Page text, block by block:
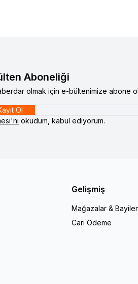
Aboneliği
olmak için e-bültenimize abone
Ol
okudum, kabul ediyorum.
Gelişmiş
Mağazalar & Bayiler
Cari Ödeme